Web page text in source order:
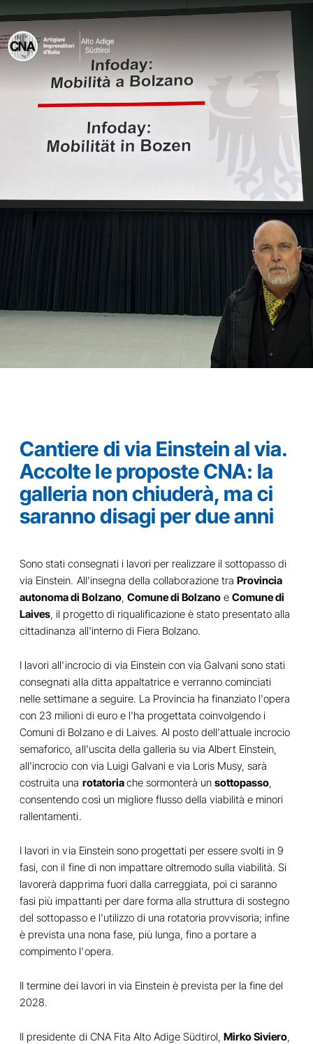
Cantiere di via Einstein al via.
Accolte le proposte CNA: la
galleria non chiuderà, ma ci
saranno disagi per due anni
Sono stati consegnati i lavori per realizzare il sottopasso di
via Einstein. All'insegna della collaborazione traProvincia
autonoma di Bolzano, Comune di Bolzano eComune di
Laives , il progetto di riqualificazione è stato presentato alla
cittadinanza all'interno di Fiera Bolzano.
I lavori all'incrocio di via Einstein con via Galvani sono stati
consegnati alla ditta appaltatrice e verranno cominciati
nelle settimane a seguire. La Provincia ha finanziato l'opera
con 23 milioni di euro e l'ha progettata coinvolgendo i
Comuni di Bolzano e di Laives. Al posto dell'attuale incrocio
semaforico, all'uscita della galleria su via Albert Einstein,
all'incrocio con via Luigi Galvani e via Loris Musy, sarà
costruita una rotatoriache sormonterà unsottopasso
consentendo così un migliore flusso della viabilità e minori
rallentamenti.
I lavori in via Einstein sono progettati per essere svolti in 9
fasi, con il fine di non impattare oltremodo sulla viabilità. Si
lavorerà dapprima fuori dalla carreggiata, poi ci saranno
fasi più impattanti per dare forma alla struttura di sostegno
del sottopasso e l'utilizzo di una rotatoria provvisoria; infine
è prevista una nona fase, più lunga, fino a portare a
compimento l'opera.
Il termine dei lavori in via Einstein è prevista per la fine del
2028.
Il presidente di CNA Fita Alto Adige Südtirol,Mirko Siviero